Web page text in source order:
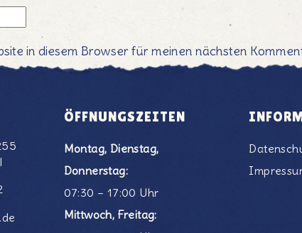
in diesem Browser für meinen nächsten
ÖFFNUNGSZEITEN
Montag, Dienstag,
Donnerstag:
07:30 – 17:00 Uhr
Mittwoch, Freitag: